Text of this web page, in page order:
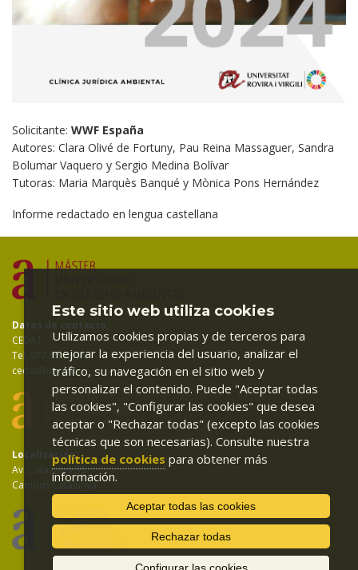
Solicitante: WWF España
Autores: Clara Olivé de Fortuny, Pau Reina Massaguer, Sandra
Bolumar Vaquero y Sergio Medina Bolívar
Tutoras: Maria Marquès Banqué y Mònica Pons Hernández
Informe redactado en lengua castellana
Datos de contacto:
CEDAT
Tel: 977 55 83 94
cedat@urv.cat
Localización:
Av. Catalunya 35
Campus Catalunya
Este sitio web utiliza cookies
Utilizamos cookies propias y de terceros para
mejorar la experiencia del usuario, analizar el
tráfico, su navegación en el sitio web y
personalizar el contenido. Puede "Aceptar todas
las cookies", "Configurar las cookies" que desea
aceptar o "Rechazar todas" (excepto las cookies
técnicas que son necesarias). Consulte nuestra
política de cookies para obtener más
información.
Aceptar todas las cookies
Rechazar todas